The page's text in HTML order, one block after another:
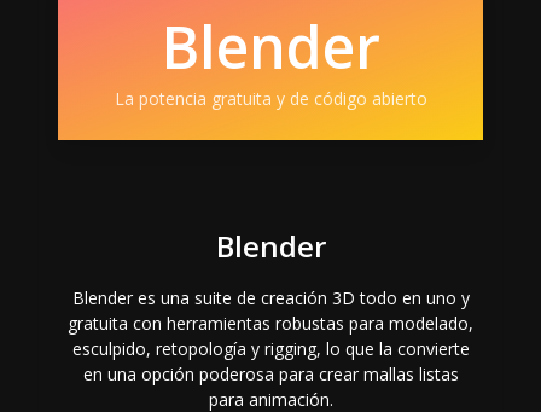
Blender
La potencia gratuita y de código abierto
Blender
Blender es una suite de creación 3D todo en uno y
gratuita con herramientas robustas para modelado,
esculpido, retopología y rigging, lo que la convierte
en una opción poderosa para crear mallas listas
para animación.